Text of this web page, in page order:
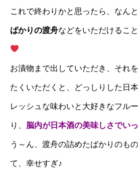
これで終わりかと思ったら、なんと
ばかりの渡舟などをいただけるこ
お漬物まで出していただき、それ
たくいただくと、どっしりした日
レッシュな味わいと大好きなフル
り、 脳内が日本酒の美味しさでい
う～ん、渡舟の詰めたばかりのも
て、幸せすぎ♪